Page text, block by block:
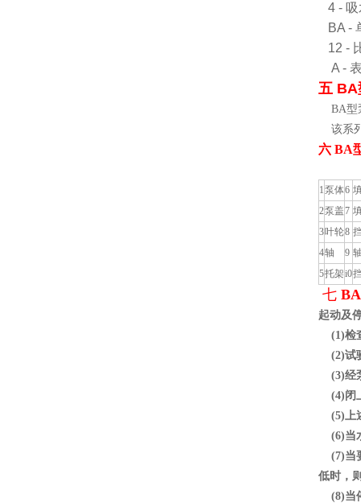
4 - 吸
BA -
12 -
A -
五 BA
BA型
该系
六 BA
1泵体6
2泵盖7
3叶轮8
4轴 9
5托架i0
七
起动及
(1)检
(2)试
(3)经
(4)闭
(5)上
(6)当
(7)当
低时，
(8)当